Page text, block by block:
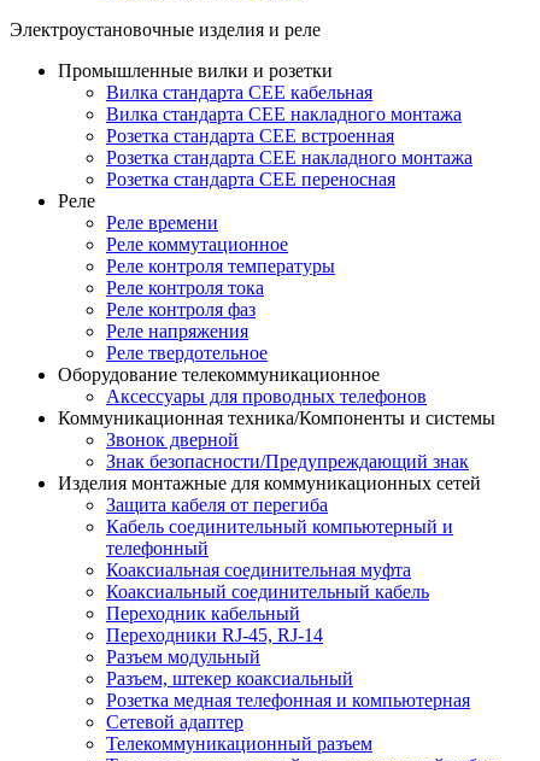
Электроустановочные изделия и реле
Промышленные вилки и розетки
Вилка стандарта CEE кабельная
Вилка стандарта CEE накладного монтажа
Розетка стандарта CEE встроенная
Розетка стандарта СЕЕ накладного монтажа
Розетка стандарта СЕЕ переносная
Реле
Реле времени
Реле коммутационное
Реле контроля температуры
Реле контроля тока
Реле контроля фаз
Реле напряжения
Реле твердотельное
Оборудование телекоммуникационное
Аксессуары для проводных телефонов
Коммуникационная техника/Компоненты и системы
Звонок дверной
Знак безопасности/Предупреждающий знак
Изделия монтажные для коммуникационных сетей
Защита кабеля от перегиба
Кабель соединительный компьютерный и
телефонный
Коаксиальная соединительная муфта
Коаксиальный соединительный кабель
Переходник кабельный
Переходники RJ-45, RJ-14
Разъем модульный
Разъем, штекер коаксиальный
Розетка медная телефонная и компьютерная
Сетевой адаптер
Телекоммуникационный разъем